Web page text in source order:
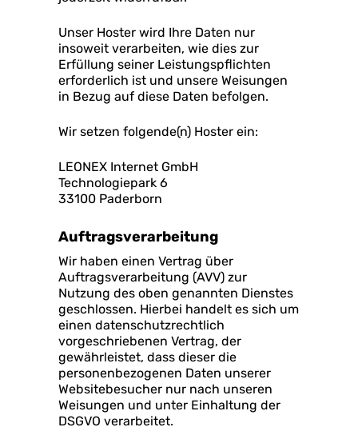
Unser Hoster wird Ihre Daten nur
insoweit verarbeiten, wie dies zur
Erfüllung seiner Leistungspflichten
erforderlich ist und unsere Weisungen
in Bezug auf diese Daten befolgen.
Wir setzen folgende(n) Hoster ein:
LEONEX Internet GmbH
Technologiepark 6
33100 Paderborn
Auftragsverarbeitung
Wir haben einen Vertrag über
Auftragsverarbeitung (AVV) zur
Nutzung des oben genannten Dienstes
geschlossen. Hierbei handelt es sich um
einen datenschutzrechtlich
vorgeschriebenen Vertrag, der
gewährleistet, dass dieser die
personenbezogenen Daten unserer
Websitebesucher nur nach unseren
Weisungen und unter Einhaltung der
DSGVO verarbeitet.